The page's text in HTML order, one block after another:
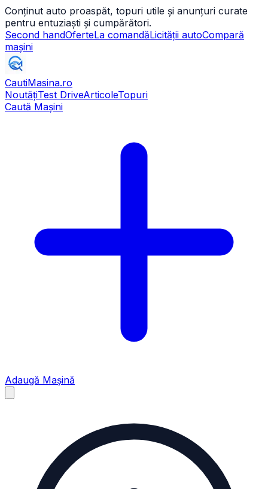
Conținut auto proaspăt, topuri utile și anunțuri curate
pentru entuziaști și cumpărători.
Second handOferteLa comandăLicității autoCompară
mașini
CautiMasina.ro
NoutățiTest DriveArticoleTopuri
Caută Mașini
Adaugă Mașină